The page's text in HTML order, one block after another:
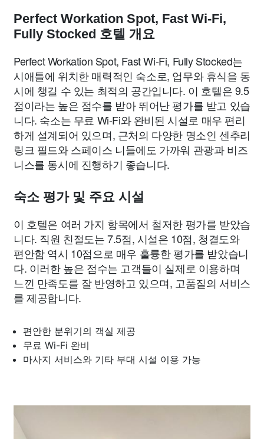
Perfect Workation Spot, Fast Wi-Fi,
Fully Stocked 호텔 개요
Perfect Workation Spot, Fast Wi-Fi, Fully Stocked는
시애틀에 위치한 매력적인 숙소로, 업무와 휴식을 동
시에 챙길 수 있는 최적의 공간입니다. 이 호텔은 9.5
점이라는 높은 점수를 받아 뛰어난 평가를 받고 있습
니다. 숙소는 무료 Wi-Fi와 완비된 시설로 매우 편리
하게 설계되어 있으며, 근처의 다양한 명소인 센추리
링크 필드와 스페이스 니들에도 가까워 관광과 비즈
니스를 동시에 진행하기 좋습니다.
숙소 평가 및 주요 시설
이 호텔은 여러 가지 항목에서 철저한 평가를 받았습
니다. 직원 친절도는 7.5점, 시설은 10점, 청결도와
편안함 역시 10점으로 매우 훌륭한 평가를 받았습니
다. 이러한 높은 점수는 고객들이 실제로 이용하며
느낀 만족도를 잘 반영하고 있으며, 고품질의 서비스
를 제공합니다.
편안한 분위기의 객실 제공
무료 Wi-Fi 완비
마사지 서비스와 기타 부대 시설 이용 가능